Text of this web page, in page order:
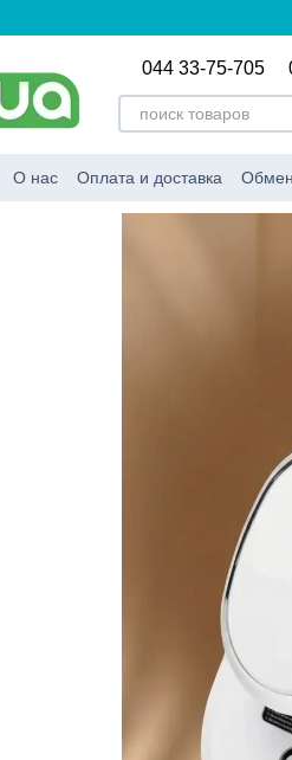
044 33-75-705
О нас Оплата и доставка Обмен